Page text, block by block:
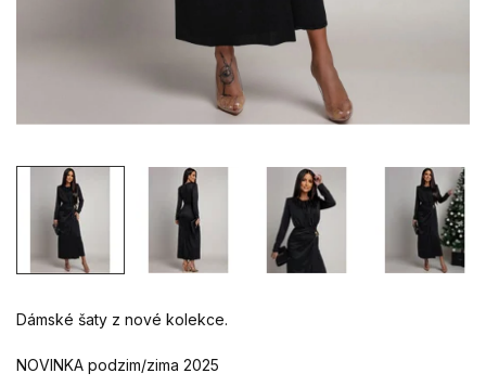
Dámské šaty z nové kolekce.
NOVINKA podzim/zima 2025